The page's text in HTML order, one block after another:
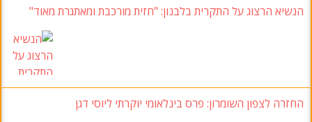
הנשיא הרצוג על התקרית בלבנון: "חזית מורכבת ומאתגרת מאוד"
החזרה לצפון השומרון: פרס בינלאומי יוקרתי ליוסי דגן